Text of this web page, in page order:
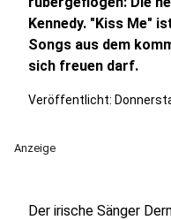
Kennedy. "Kiss Me"
Songs aus dem
sich freuen darf.
Veröffentlicht:
Anzeige
Der irische Sänger